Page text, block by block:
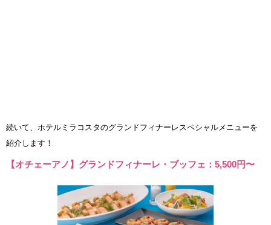
続いて、ホテルミラコスタのグランドフィナーレスペシャルメニューを
紹介します！
【オチェーアノ】グランドフィナーレ・ブッフェ：5,500円〜